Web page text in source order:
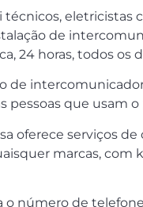
técnicos, eletricistas
de
24 horas, todos os
de
pessoas que usam
oferece serviços
marcas, com
o número de